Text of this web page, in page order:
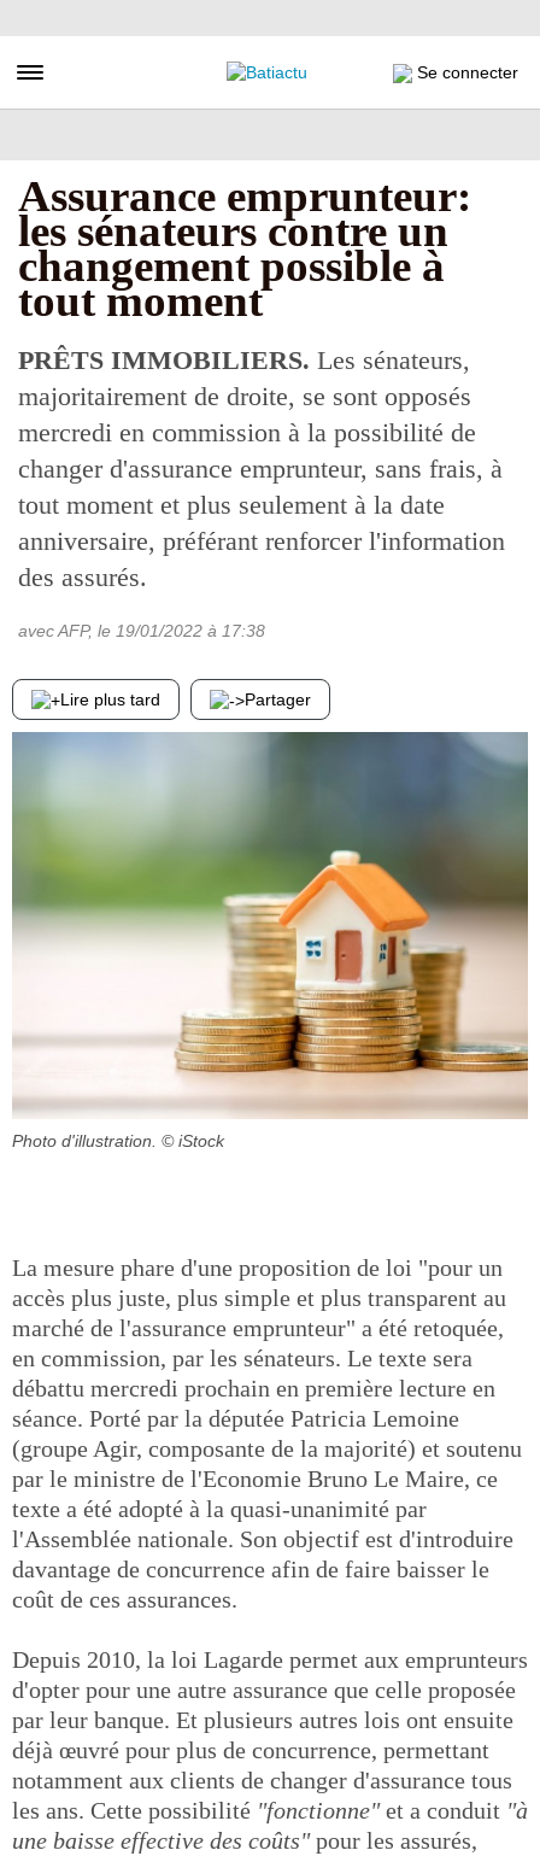
au
principal
Toggle navigation Se connecter
Assurance emprunteur:
les sénateurs contre un
changement possible à
tout moment
PRÊTS IMMOBILIERS. Les sénateurs,
majoritairement de droite, se sont opposés
mercredi en commission à la possibilité de
changer d'assurance emprunteur, sans frais, à
tout moment et plus seulement à la date
anniversaire, préférant renforcer l'information
des assurés.
avec AFP, le 19/01/2022 à 17:38
Lire plus tard Partager
Photo d'illustration. © iStock
La mesure phare d'une proposition de loi "pour un
accès plus juste, plus simple et plus transparent au
marché de l'assurance emprunteur" a été retoquée,
en commission, par les sénateurs. Le texte sera
débattu mercredi prochain en première lecture en
séance. Porté par la députée Patricia Lemoine
(groupe Agir, composante de la majorité) et soutenu
par le ministre de l'Economie Bruno Le Maire, ce
texte a été adopté à la quasi-unanimité par
l'Assemblée nationale. Son objectif est d'introduire
davantage de concurrence afin de faire baisser le
coût de ces assurances.
Depuis 2010, la loi Lagarde permet aux emprunteurs
d'opter pour une autre assurance que celle proposée
par leur banque. Et plusieurs autres lois ont ensuite
déjà œuvré pour plus de concurrence, permettant
notamment aux clients de changer d'assurance tous
les ans. Cette possibilité "fonctionne"et a conduit "à
une baisse effective des coûts"pour les assurés,